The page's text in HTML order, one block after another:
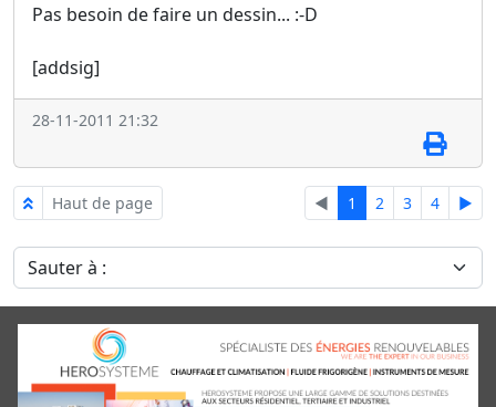
Pas besoin de faire un dessin... :-D
[addsig]
28-11-2011 21:32
Haut de page ◄ 1 2 3 4 ►
Sauter à :